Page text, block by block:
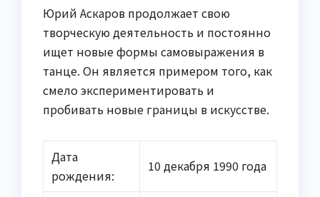
Юрий Аскаров продолжает свою
творческую деятельность и постоянно
ищет новые формы самовыражения в
танце. Он является примером того, как
смело экспериментировать и
пробивать новые границы в искусстве.
Дата
рождения:
10 декабря 1990 года